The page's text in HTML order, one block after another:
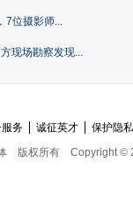
7位摄影师...
现场勘察发现...
服务 诚征英才
保护隐
版权所有 Copyright ©